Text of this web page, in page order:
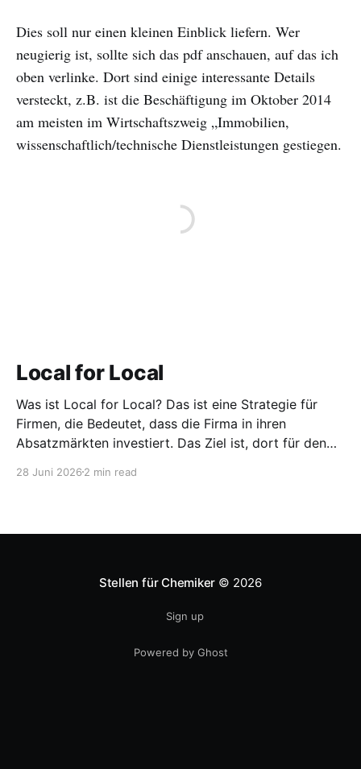
Dies soll nur einen kleinen Einblick liefern. Wer
neugierig ist, sollte sich das pdf anschauen, auf das ich
oben verlinke. Dort sind einige interessante Details
versteckt, z.B. ist die Beschäftigung im Oktober 2014
am meisten im Wirtschaftszweig „Immobilien,
wissenschaftlich/technische Dienstleistungen gestiegen.
Local for Local
Was ist Local for Local? Das ist eine Strategie für
Firmen, die Bedeutet, dass die Firma in ihren
Absatzmärkten investiert. Das Ziel ist, dort für den
entwickeln. Diese Strategie ist von Toyota bekannt,
28 Juni 2026 2 min read
Stellen für Chemiker © 2026
Sign up
Powered by Ghost